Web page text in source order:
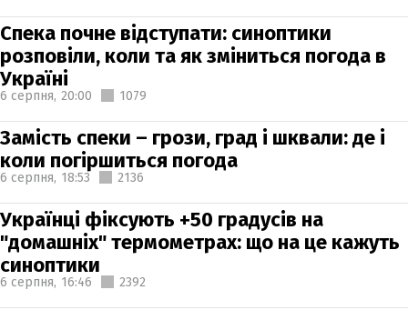
Спека почне відступати: синоптики
розповіли, коли та як зміниться погода в
Україні
6 серпня, 20:00 1079
Замість спеки – грози, град і шквали: де і
коли погіршиться погода
6 серпня, 18:53 2136
Українці фіксують +50 градусів на
"домашніх" термометрах: що на це кажуть
синоптики
6 серпня, 16:46 2392